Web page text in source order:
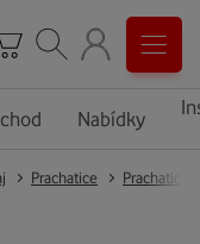
Nabídky
Prachatice Prachatice